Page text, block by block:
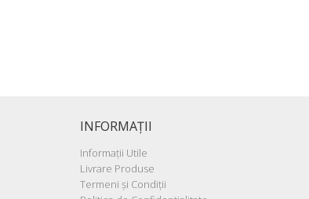
INFORMAŢII
Informaţii Utile
Livrare Produse
Termeni şi Condiţii